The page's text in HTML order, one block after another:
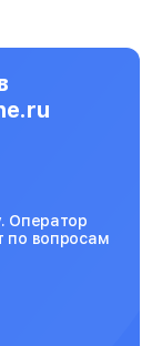
Оператор
по вопросам